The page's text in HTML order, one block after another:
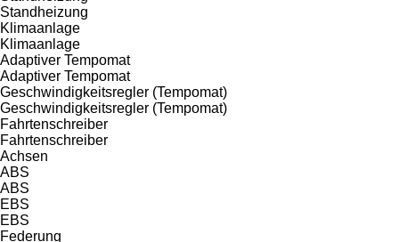
Standheizung
Klimaanlage
Klimaanlage
Adaptiver Tempomat
Adaptiver Tempomat
Geschwindigkeitsregler (Tempomat)
Geschwindigkeitsregler (Tempomat)
Fahrtenschreiber
Fahrtenschreiber
Achsen
ABS
ABS
EBS
EBS
Federung